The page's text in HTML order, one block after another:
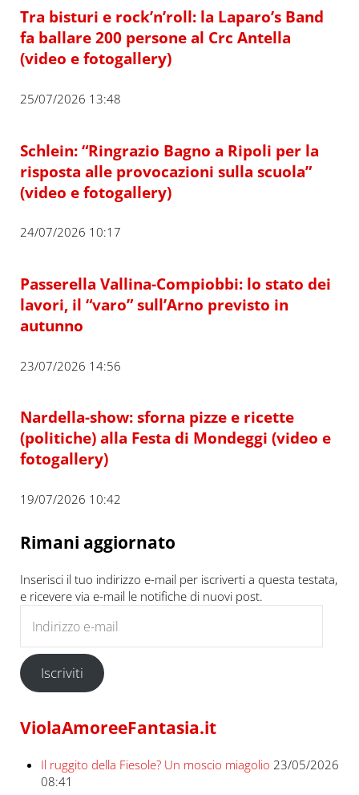
Tra bisturi e rock’n’roll: la Laparo’s Band
fa ballare 200 persone al Crc Antella
(video e fotogallery)
25/07/2026 13:48
Schlein: “Ringrazio Bagno a Ripoli per la
risposta alle provocazioni sulla scuola”
(video e fotogallery)
24/07/2026 10:17
Passerella Vallina-Compiobbi: lo stato dei
lavori, il “varo” sull’Arno previsto in
autunno
23/07/2026 14:56
Nardella-show: sforna pizze e ricette
(politiche) alla Festa di Mondeggi (video e
fotogallery)
19/07/2026 10:42
Rimani aggiornato
Inserisci il tuo indirizzo e-mail per iscriverti a questa testata,
e ricevere via e-mail le notifiche di nuovi post.
Iscriviti
ViolaAmoreeFantasia.it
Il ruggito della Fiesole? Un moscio miagolio 23/05/2026
08:41